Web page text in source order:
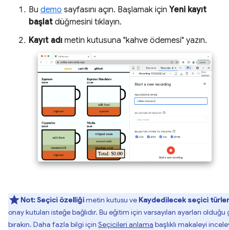
Bu demo sayfasını açın. Başlamak için Yeni kayıt
başlat düğmesini tıklayın.
Kayıt adı metin kutusuna "kahve ödemesi" yazın.
Not:Seçici özelliğimetin kutusu ve Kaydedilecek seçici
onay kutuları isteğe bağlıdır. Bu eğitim için varsayılan ayarları olduğu
bırakın. Daha fazla bilgi için Seçicileri anlama başlıklı makaleyi